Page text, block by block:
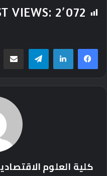
VIEWS: 2٬072
تيلقرام
كلية العلوم